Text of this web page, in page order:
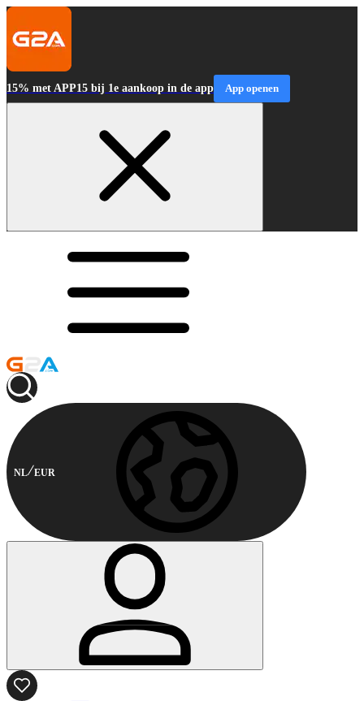
15% met APP15 bij 1e aankoop in de app App openen
NL EUR